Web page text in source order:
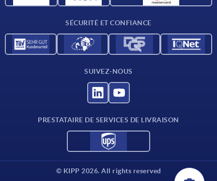
SÉCURITÉ ET CONFIANCE
SUIVEZ-NOUS
PRESTATAIRE DE SERVICES DE LIVRAISON
© KIPP 2026. All rights reserved